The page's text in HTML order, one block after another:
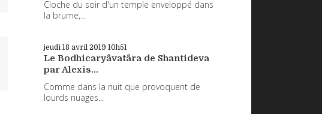
Cloche du soir d'un temple enveloppé dans
la brume,...
jeudi 18 avril 2019 10h51
Le Bodhicaryâvatâra de Shantideva
par Alexis...
Comme dans la nuit que provoquent de
lourds nuages...